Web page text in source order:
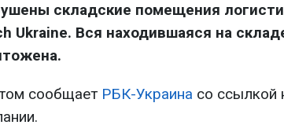
складские помещения
Ukraine. Вся находившаяся на
сообщает РБК-Украина со ссылкой